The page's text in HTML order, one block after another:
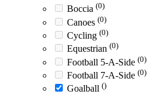
Boccia (0)
Canoes (0)
Cycling (0)
Equestrian (0)
Football 5-A-Side (0)
Football 7-A-Side (0)
Goalball ()